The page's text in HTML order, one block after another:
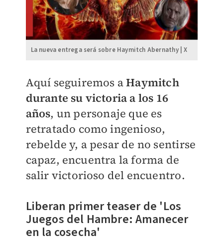
La nueva entrega será sobre Haymitch Abernathy | X
Aquí seguiremos aHaymitch
durante su victoria a los 16
años, un personaje que es
retratado como ingenioso,
rebelde y, a pesar de no sentirse
capaz, encuentra la forma de
salir victorioso del encuentro.
Liberan primer teaser de 'Los
Juegos del Hambre: Amanecer
en la cosecha'